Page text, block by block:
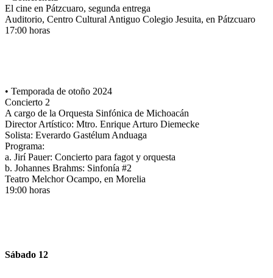
El cine en Pátzcuaro, segunda entrega
Auditorio, Centro Cultural Antiguo Colegio Jesuita, en Pátzcuaro
17:00 horas
• Temporada de otoño 2024
Concierto 2
A cargo de la Orquesta Sinfónica de Michoacán
Director Artístico: Mtro. Enrique Arturo Diemecke
Solista: Everardo Gastélum Anduaga
Programa:
a. Jirí Pauer: Concierto para fagot y orquesta
b. Johannes Brahms: Sinfonía #2
Teatro Melchor Ocampo, en Morelia
19:00 horas
Sábado 12